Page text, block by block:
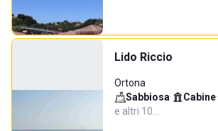
Lido Riccio
Ortona
Sabbiosa· Cabine·
e altri 10…